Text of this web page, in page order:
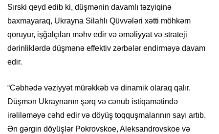
Sırski qeyd edib ki, düşmənin davamlı təzyiqinə
baxmayaraq, Ukrayna Silahlı Qüvvələri xətti möhkəm
qoruyur, işğalçıları məhv edir və əməliyyat və strateji
dərinliklərdə düşmənə effektiv zərbələr endirməyə davam
edir.
“Cəbhədə vəziyyət mürəkkəb və dinamik olaraq qalır.
Düşmən Ukraynanın şərq və cənub istiqamətində
irəliləməyə cəhd edir və döyüş toqquşmalarının sayı artıb.
Ən gərgin döyüşlər Pokrovskoe, Aleksandrovskoe və